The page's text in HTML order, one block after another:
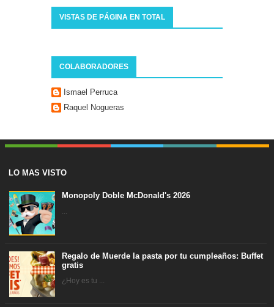
VISTAS DE PÁGINA EN TOTAL
COLABORADORES
Ismael Perruca
Raquel Nogueras
LO MAS VISTO
Monopoly Doble McDonald's 2026
...
Regalo de Muerde la pasta por tu cumpleaños: Buffet
gratis
¿Hoy es tu ...